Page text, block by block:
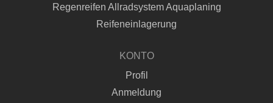
Regenreifen Allradsystem Aquaplaning
Reifeneinlagerung
KONTO
Profil
Anmeldung